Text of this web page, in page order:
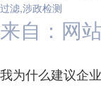
过滤,涉政检测
来自：网站
我为什么建议企